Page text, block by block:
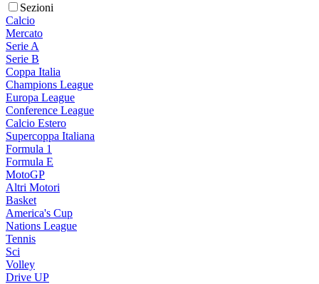
Sezioni
Calcio
Mercato
Serie A
Serie B
Coppa Italia
Champions League
Europa League
Conference League
Calcio Estero
Supercoppa Italiana
Formula 1
Formula E
MotoGP
Altri Motori
Basket
America's Cup
Nations League
Tennis
Sci
Volley
Drive UP